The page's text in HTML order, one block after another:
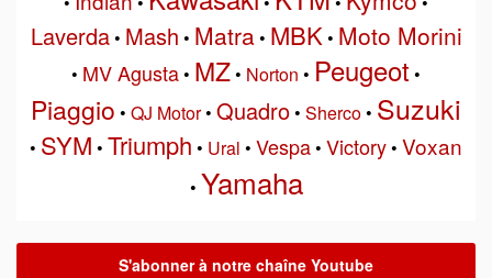
Laverda• Mash • Matra• MBK• Moto Morini
• MV Agusta• MZ• Norton • Peugeot •
Piaggio • QJ Motor• Quadro• Sherco• Suzuki
• SYM • Triumph • Ural • Vespa• Victory• Voxan
• Yamaha